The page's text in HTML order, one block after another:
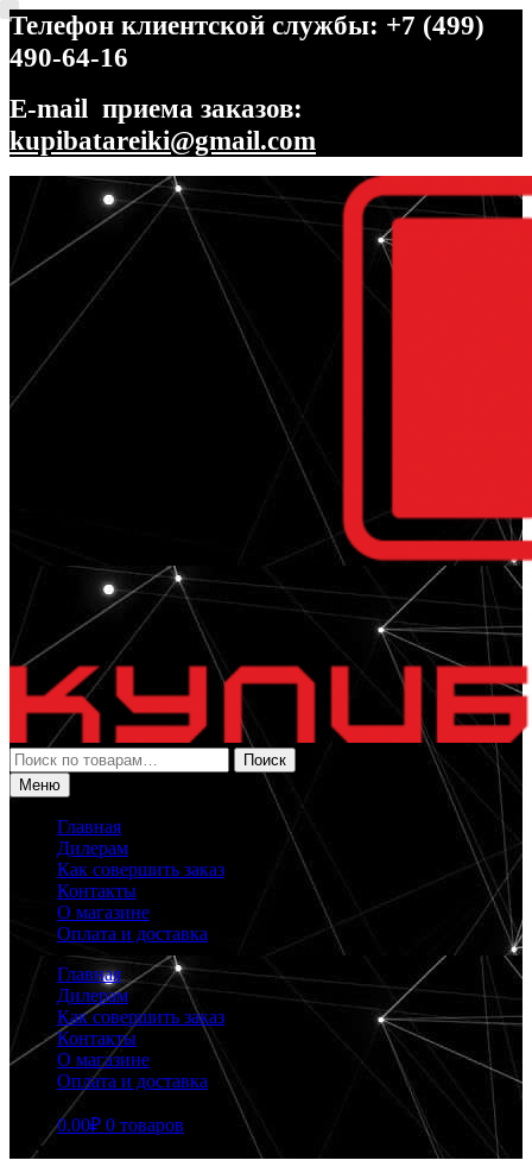
Телефон клиентской службы: +7 (499)
490-64-16
E-mail приема заказов:
kupibatareiki@gmail.com
Перейти
навигации
Перейти
содержимому
Искать:
Поиск
Меню
Главная
Дилерам
Как совершить заказ
Контакты
О магазине
Оплата и доставка
Главная
Дилерам
Как совершить заказ
Контакты
О магазине
Оплата и доставка
0.00₽ 0 товаров